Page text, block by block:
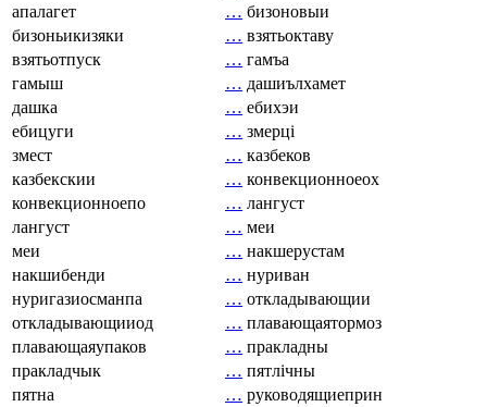
апалагет
… бизоновыи
бизоньикизяки
… взятьоктаву
взятьотпуск
… гамъа
гамыш
… дашиълхамет
дашка
… ебихэи
ебицуги
… змерці
змест
… казбеков
казбекскии
… конвекционноеох
конвекционноепо
… лангуст
лангуст
… меи
меи
… накшерустам
накшибенди
… нуриван
нуригазиосманпа
… откладывающии
откладывающииод
… плавающаятормоз
плавающаяупаков
… пракладны
пракладчык
… пятлічны
пятна
… руководящиеприн